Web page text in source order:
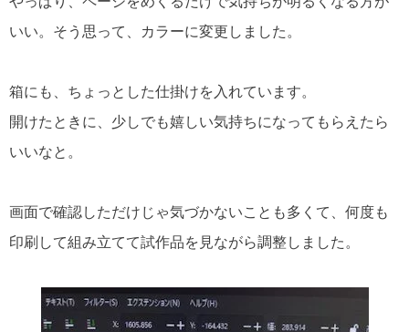
いい。そう思って、カラーに変更しました。
箱にも、ちょっとした仕掛けを入れています。
開けたときに、少しでも嬉しい気持ちになってもらえたら
いいなと。
画面で確認しただけじゃ気づかないことも多くて、何度も
印刷して組み立てて試作品を見ながら調整しました。